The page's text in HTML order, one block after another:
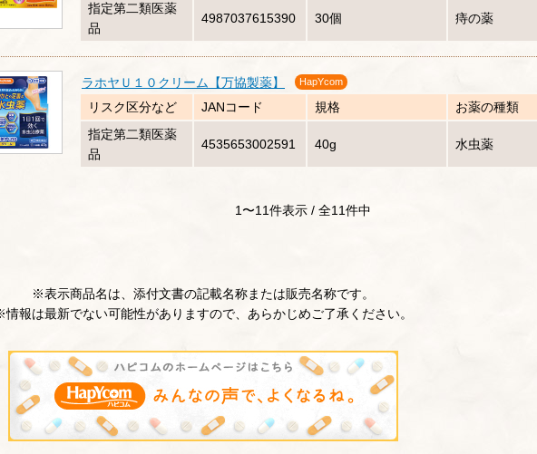
指定第二類医薬
品
4987037615390 30個 痔の薬
ラホヤＵ１０クリーム【万協製薬】 HapYcom
リスク区分など JANコード 規格
お薬の種類
指定第二類医薬
品
4535653002591 40g 水虫薬
1〜11件表示 / 全11件中
※表示商品名は、添付文書の記載名称または販売名称です。
報は最新でない可能性がありますので、あらかじめご了承ください。